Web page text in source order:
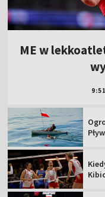
ME w
9:51